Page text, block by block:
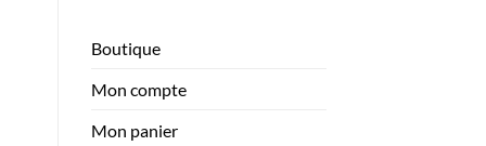
Boutique
Mon compte
Mon panier